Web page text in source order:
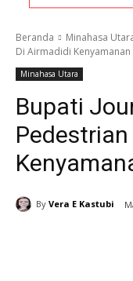
Beranda Minahasa
Di Airmadidi
Minahasa Utara
Bupati
By Vera E Kastubi